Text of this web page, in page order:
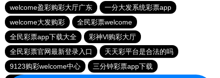
welcome盈彩购彩大厅广东
一分大发系统彩票app
welcome大发购彩
全民彩票welcome
全民彩票app下载大全
彩神Vl购彩大厅
全民彩票官网最新登录入口
天天彩平台是合法的吗
9123购彩welcome中心
三分钟彩票app下载